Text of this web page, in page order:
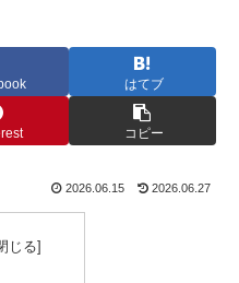
はてブ
コピー
2026.06.15 2026.06.27